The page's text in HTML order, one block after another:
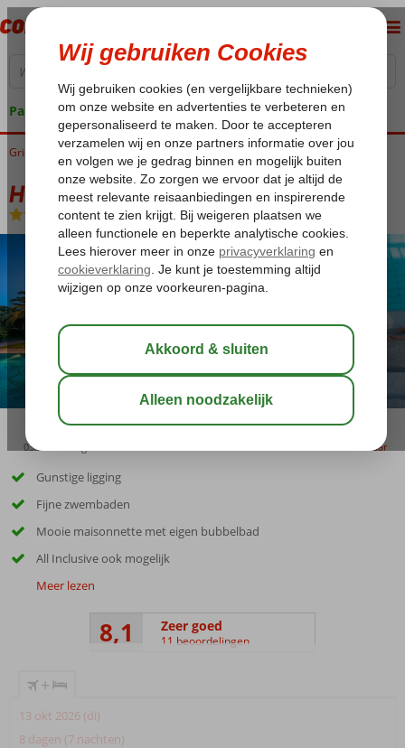
Pakketgarantie
Home
Griekenland Kreta Chersonissos Hersonissos Maris
Hersonissos Maris
Halfpension-Hotel
03:30 bewaar
Gunstige ligging
Fijne zwembaden
Mooie maisonnette met eigen bubbelbad
All Inclusive ook mogelijk
Meer lezen
8,1 Zeer goed
11 beoordelingen
+
13 okt 2026 (di)
8 dagen (7 nachten)